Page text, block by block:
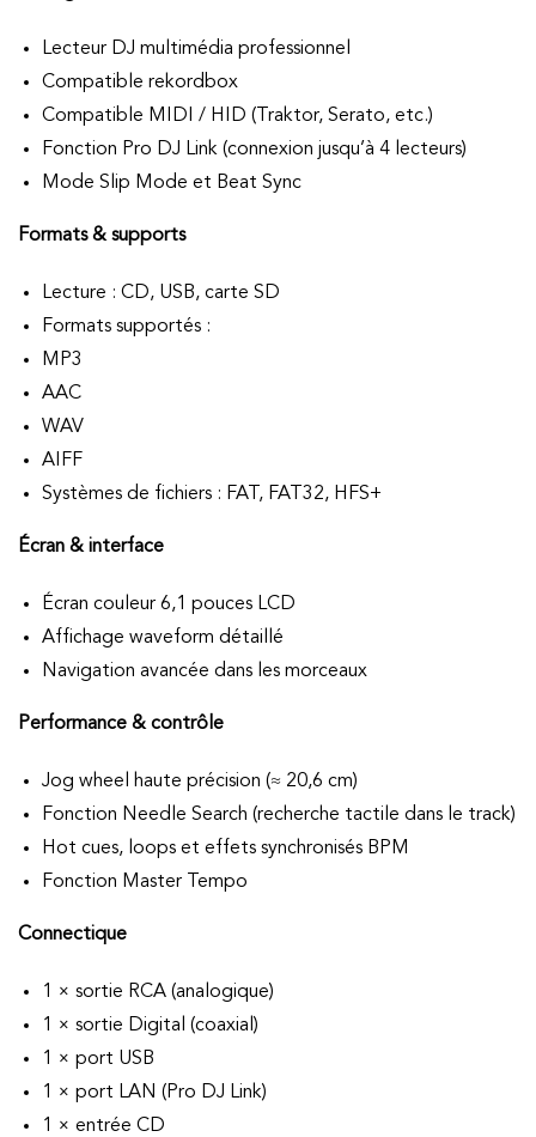
Lecteur DJ multimédia professionnel
Compatible rekordbox
Compatible MIDI / HID (Traktor, Serato, etc.)
Fonction Pro DJ Link (connexion jusqu’à 4 lecteurs)
Mode Slip Mode et Beat Sync
Formats & supports
Lecture : CD, USB, carte SD
Formats supportés :
MP3
AAC
WAV
AIFF
Systèmes de fichiers : FAT, FAT32, HFS+
Écran & interface
Écran couleur 6,1 pouces LCD
Affichage waveform détaillé
Navigation avancée dans les morceaux
Performance & contrôle
Jog wheel haute précision (≈ 20,6 cm)
Fonction Needle Search (recherche tactile dans le track)
Hot cues, loops et effets synchronisés BPM
Fonction Master Tempo
Connectique
1 × sortie RCA (analogique)
1 × sortie Digital (coaxial)
1 × port USB
1 × port LAN (Pro DJ Link)
1 × entrée CD